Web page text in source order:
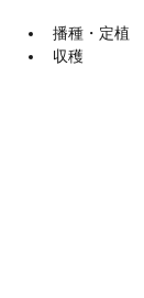
播種・定植
収穫